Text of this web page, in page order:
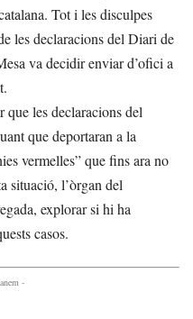
Tot i les disculpes
les declaracions del Diari de
va decidir enviar d’ofici a
que les declaracions del
que deportaran a la
vermelles” que fins ara no
situació, l’òrgan del
explorar si hi ha
casos.
-